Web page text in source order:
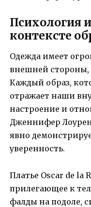
Психология
контексте
Одежда имеет
внешней стороны,
Каждый образ,
отражает наши
настроение и
Дженнифер
явно
уверенность.
Платье Oscar de la
прилегающее к
фалды на подоле,